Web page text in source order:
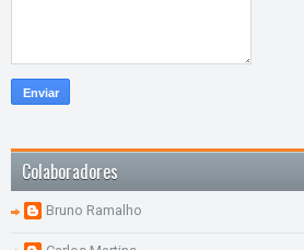
Colaboradores
Bruno Ramalho